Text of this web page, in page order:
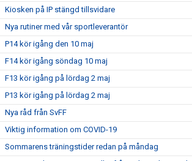
Kiosken på IP stängd tillsvidare
Nya rutiner med vår sportleverantör
P14 kör igång den 10 maj
F14 kör igång söndag 10 maj
F13 kör igång på lördag 2 maj
P13 kör igång på lördag 2 maj
Nya råd från SvFF
Viktig information om COVID-19
Sommarens träningstider redan på måndag